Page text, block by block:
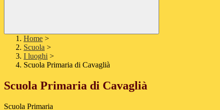
Home >
Scuola >
I luoghi >
Scuola Primaria di Cavaglià
Scuola Primaria di Cavaglià
Scuola Primaria